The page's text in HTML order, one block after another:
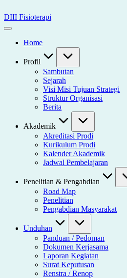
to
content
DIII Fisioterapi
Universitas
HusadaHome
Profil
Sambutan
Sejarah
Visi Misi Tujuan Strategi
Struktur Organisasi
Berita
Akademik
Akreditasi Prodi
Kurikulum Prodi
Kalender Akademik
Jadwal Pembelajaran
Penelitian & Pengabdian
Road Map
Penelitian
Pengabdian Masyarakat
Unduhan
Panduan / Pedoman
Dokumen Kerjasama
Laporan Kegiatan
Surat Keputusan
Renstra / Renop